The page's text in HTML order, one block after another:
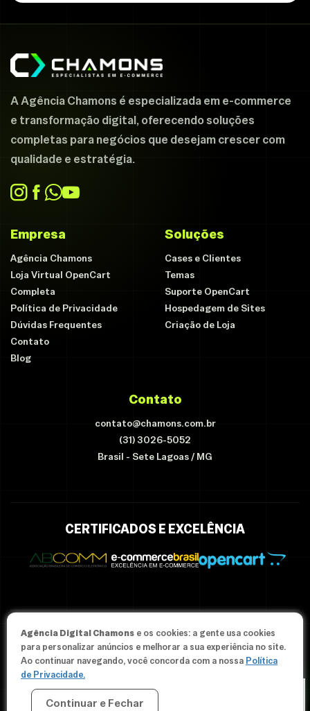
A Agência Chamons é especializada em e-commerce
e transformação digital, oferecendo soluções
completas para negócios que desejam crescer com
qualidade e estratégia.
Empresa
Agência Chamons
Loja Virtual OpenCart
Completa
Política de Privacidade
Dúvidas Frequentes
Contato
Blog
Soluções
Cases e Clientes
Temas
Suporte OpenCart
Hospedagem de Sites
Criação de Loja
Contato
contato@chamons.com.br
(31) 3026-5052
Brasil - Sete Lagoas / MG
CERTIFICADOS E EXCELÊNCIA
© Since 2012-2026 Agência Chamons - Todos os direitos
reservados.
Agência Digital Chamons e os cookies: a gente usa cookies
para personalizar anúncios e melhorar a sua experiência no site.
Ao continuar navegando, você concorda com a nossa Política
de Privacidade.
Continuar e Fechar